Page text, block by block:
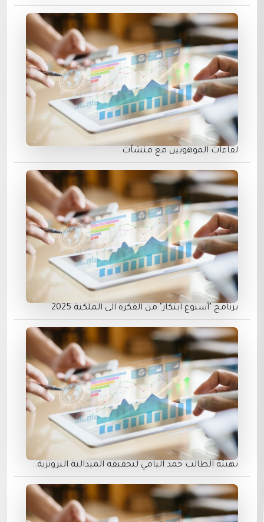
لقاءات الموهوبين مع منشآت
برنامج "أسبوع ابتكار" من الفكرة الى الملكية 2025
تهنئة الطالب حمد اليامي لتحقيقه الميدالية البرونزية..